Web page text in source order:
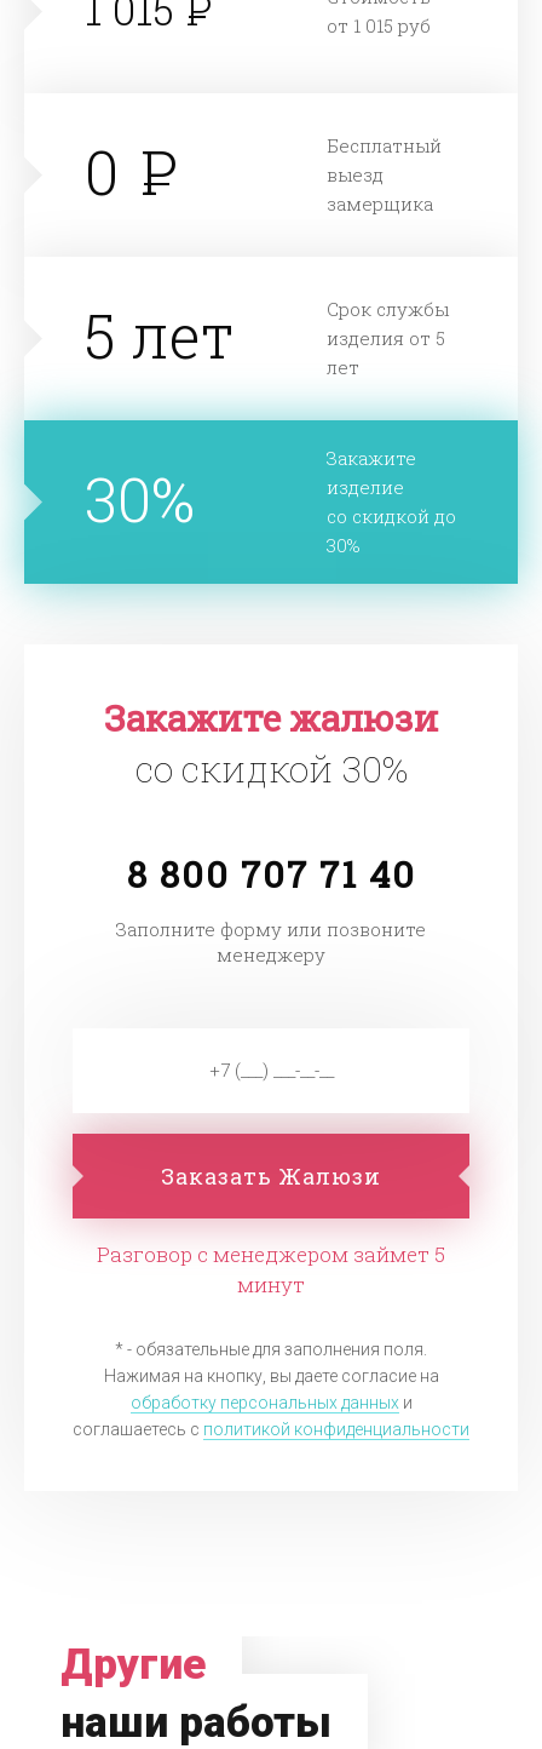
от 1 015 руб
0
Бесплатный
выезд
замерщика
5 лет
Срок службы
изделия от 5
лет
30%
Закажите
изделие
со скидкой до
30%
Закажите жалюзи
со скидкой 30%
8 800 707 71 40
Заполните форму или позвоните
менеджеру
Заказать Жалюзи
Разговор с менеджером займет 5
минут
* - обязательные для заполнения поля.
Нажимая на кнопку, вы даете согласие на
обработку персональных данных и
соглашаетесь c политикой конфиденциальности
Другие
наши работы